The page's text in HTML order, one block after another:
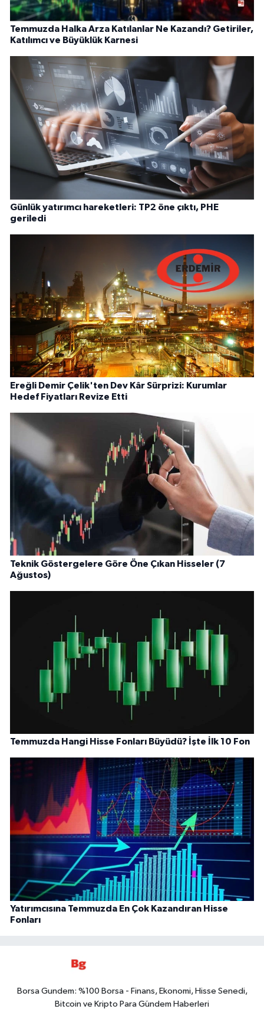
Temmuzda Halka Arza Katılanlar Ne Kazandı? Getiriler,
Katılımcı ve Büyüklük Karnesi
Günlük yatırımcı hareketleri: TP2 öne çıktı, PHE
geriledi
Ereğli Demir Çelik'ten Dev Kâr Sürprizi: Kurumlar
Hedef Fiyatları Revize Etti
Teknik Göstergelere Göre Öne Çıkan Hisseler (7
Ağustos)
Temmuzda Hangi Hisse Fonları Büyüdü? İşte İlk 10 Fon
Yatırımcısına Temmuzda En Çok Kazandıran Hisse
Fonları
Borsa Gundem: %100 Borsa - Finans, Ekonomi, Hisse Senedi,
Bitcoin ve Kripto Para Gündem Haberleri